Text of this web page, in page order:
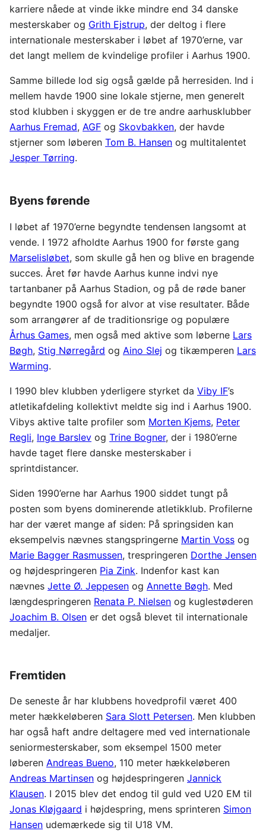
karriere nåede at vinde ikke mindre end 34 danske
mesterskaber og Grith Ejstrup, der deltog i flere
internationale mesterskaber i løbet af 1970’erne, var
det langt mellem de kvindelige profiler i Aarhus 1900.
Samme billede lod sig også gælde på herresiden. Ind i
mellem havde 1900 sine lokale stjerne, men generelt
stod klubben i skyggen er de tre andre aarhusklubber
Aarhus Fremad, AGF og Skovbakken, der havde
stjerner som løberen Tom B. Hansen og multitalentet
Jesper Tørring.
Byens førende
I løbet af 1970’erne begyndte tendensen langsomt at
vende. I 1972 afholdte Aarhus 1900 for første gang
Marselisløbet, som skulle gå hen og blive en bragende
succes. Året før havde Aarhus kunne indvi nye
tartanbaner på Aarhus Stadion, og på de røde baner
begyndte 1900 også for alvor at vise resultater. Både
som arrangører af de traditionsrige og populære
Århus Games, men også med aktive som løberne Lars
Bøgh, Stig Nørregård og Aino Slej og tikæmperen Lars
Warming.
I 1990 blev klubben yderligere styrket da Viby IF’s
atletikafdeling kollektivt meldte sig ind i Aarhus 1900.
Vibys aktive talte profiler som Morten Kjems, Peter
Regli, Inge Barslev og Trine Bogner, der i 1980’erne
havde taget flere danske mesterskaber i
sprintdistancer.
Siden 1990’erne har Aarhus 1900 siddet tungt på
posten som byens dominerende atletikklub. Profilerne
har der været mange af siden: På springsiden kan
eksempelvis nævnes stangspringerne Martin Voss og
Marie Bagger Rasmussen, trespringeren Dorthe Jensen
og højdespringeren Pia Zink. Indenfor kast kan
nævnes Jette Ø. Jeppesen og Annette Bøgh. Med
længdespringeren Renata P. Nielsen og kuglestøderen
Joachim B. Olsen er det også blevet til internationale
medaljer.
Fremtiden
De seneste år har klubbens hovedprofil været 400
meter hækkeløberen Sara Slott Petersen. Men klubben
har også haft andre deltagere med ved internationale
seniormesterskaber, som eksempel 1500 meter
løberen Andreas Bueno, 110 meter hækkeløberen
Andreas Martinsen og højdespringeren Jannick
Klausen. I 2015 blev det endog til guld ved U20 EM til
Jonas Kløjgaard i højdespring, mens sprinteren Simon
Hansen udemærkede sig til U18 VM.